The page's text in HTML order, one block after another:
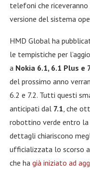
telefoni che riceveranno
versione del sistema
HMD Global ha
le tempistiche per
a Nokia 6.1, 6.1 Plus e
del prossimo anno
6.2 e 7.2. Tutti questi
anticipati dal 7.1, che
robottino verde entro la
dettagli chiariscono
ufficializzata lo scorso
che ha già iniziato ad